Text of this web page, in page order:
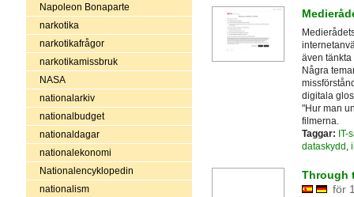
Napoleon Bonaparte
narkotika
narkotikafrågor
narkotikamissbruk
NASA
nationalarkiv
nationalbudget
nationaldagar
nationalekonomi
Nationalencyklopedin
nationalism
även tänkta
Några
digitala
"Hur man
filmerna.
Taggar: IT-
dataskydd ,
Through
för